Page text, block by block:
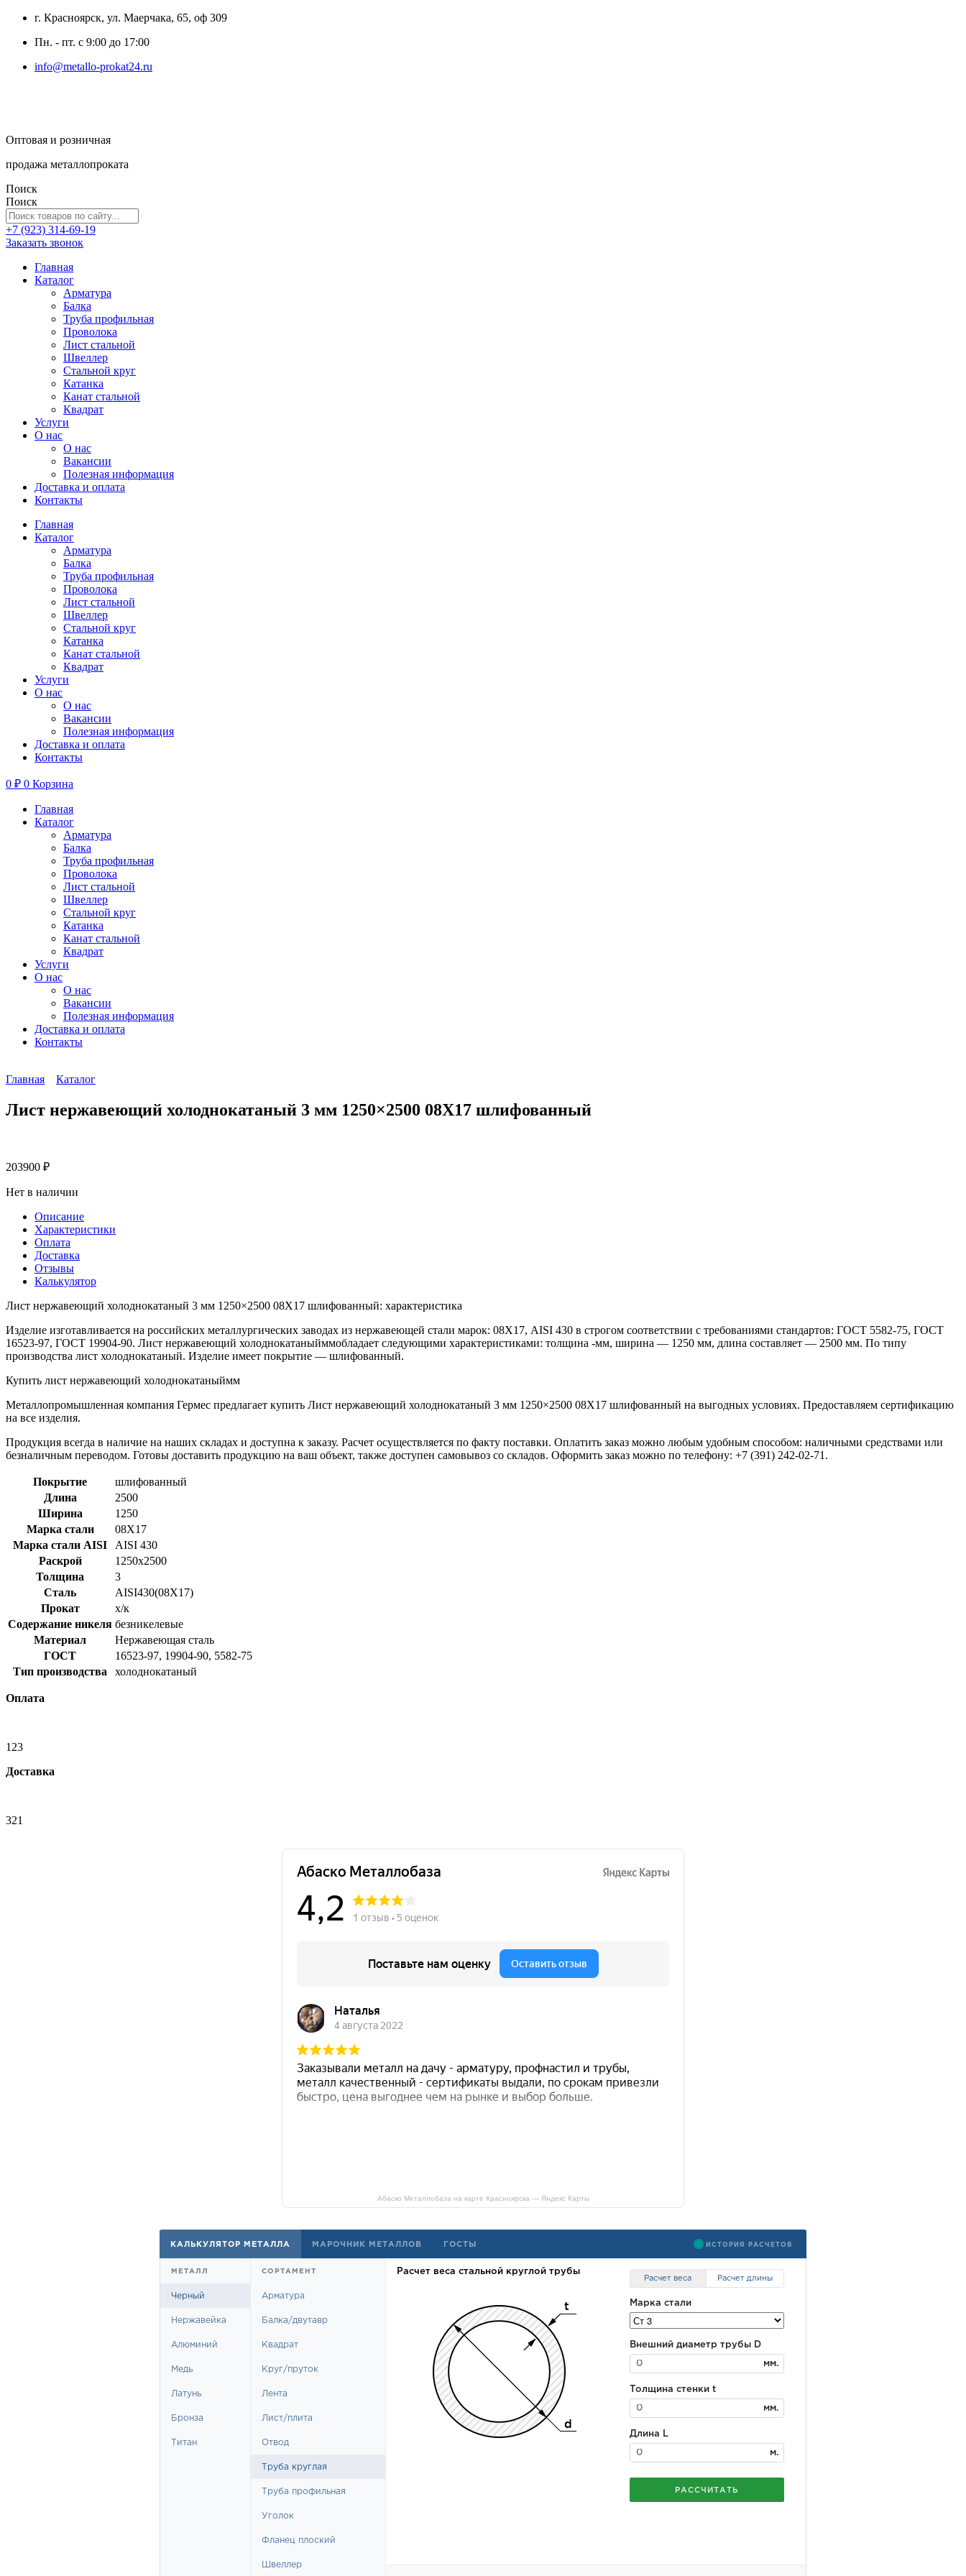
г. Красноярск, ул. Маерчака, 65, оф 309
Пн. - пт. с 9:00 до 17:00
info@metallo-prokat24.ru
Оптовая и розничная
продажа металлопроката
Поиск
Поиск
+7 (923) 314-69-19
Заказать звонок
Главная
Каталог
Арматура
Балка
Труба профильная
Проволока
Лист стальной
Швеллер
Стальной круг
Катанка
Канат стальной
Квадрат
Услуги
О нас
О нас
Вакансии
Полезная информация
Доставка и оплата
Контакты
Главная
Каталог
Арматура
Балка
Труба профильная
Проволока
Лист стальной
Швеллер
Стальной круг
Катанка
Канат стальной
Квадрат
Услуги
О нас
О нас
Вакансии
Полезная информация
Доставка и оплата
Контакты
0 ₽ 0 Корзина
Главная
Каталог
Арматура
Балка
Труба профильная
Проволока
Лист стальной
Швеллер
Стальной круг
Катанка
Канат стальной
Квадрат
Услуги
О нас
О нас
Вакансии
Полезная информация
Доставка и оплата
Контакты
Главная Каталог
Лист нержавеющий холоднокатаный 3 мм 1250×2500 08Х17 шлифованный
203900 ₽
Нет в наличии
Описание
Характеристики
Оплата
Доставка
Отзывы
Калькулятор
Лист нержавеющий холоднокатаный 3 мм 1250×2500 08Х17 шлифованный: характеристика
Изделие изготавливается на российских металлургических заводах из нержавеющей стали марок: 08Х17, AISI 430 в строгом соответствии с требованиями стандартов: ГОСТ 5582-75, ГОСТ
16523-97, ГОСТ 19904-90. Лист нержавеющий холоднокатаныйммобладает следующими характеристиками: толщина -мм, ширина — 1250 мм, длина составляет — 2500 мм. По типу
производства лист холоднокатаный. Изделие имеет покрытие — шлифованный.
Купить лист нержавеющий холоднокатаныймм
Металлопромышленная компания Гермес предлагает купить Лист нержавеющий холоднокатаный 3 мм 1250×2500 08Х17 шлифованный на выгодных условиях. Предоставляем сертификацию
на все изделия.
Продукция всегда в наличие на наших складах и доступна к заказу. Расчет осуществляется по факту поставки. Оплатить заказ можно любым удобным способом: наличными средствами или
безналичным переводом. Готовы доставить продукцию на ваш объект, также доступен самовывоз со складов. Оформить заказ можно по телефону: +7 (391) 242-02-71.
Покрытие
шлифованный
Длина
2500
Ширина
1250
Марка стали
08Х17
Марка стали AISI
AISI 430
Раскрой
1250x2500
Толщина
3
Сталь
AISI430(08Х17)
Прокат
х/к
Содержание никеля безникелевые
Материал
Нержавеющая сталь
ГОСТ
16523-97, 19904-90, 5582-75
Тип производства
холоднокатаный
Оплата
123
Доставка
321
Абаско Металлобаза на карте Красноярска — Яндекс Карты